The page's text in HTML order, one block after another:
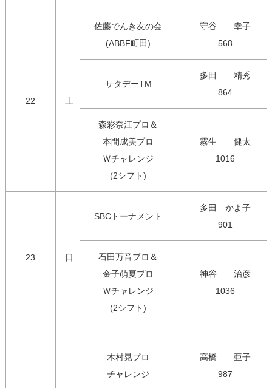
22 土
佐藤でんき友の会
(ABBF町田)
守谷　　幸子
568
サタデーTM
多田　　精秀
864
森彩奈江プロ＆
本間成美プロ
Ｗチャレンジ
(2シフト)
霧生　　健太
1016
23 日
SBCトーナメント
多田　かよ子
901
石田万音プロ＆
金子萌夏プロ
Ｗチャレンジ
(2シフト)
神谷　　治彦
1036
木村晃プロ
チャレンジ
高橋　　亜子
987